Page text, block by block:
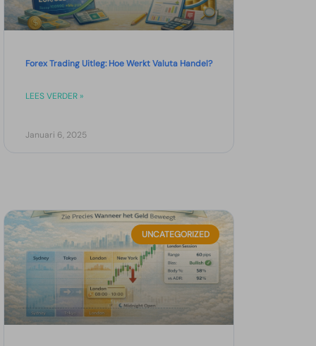
Forex Trading Uitleg: Hoe Werkt Valuta Handel?
LEES VERDER »
Januari 6, 2025
UNCATEGORIZED